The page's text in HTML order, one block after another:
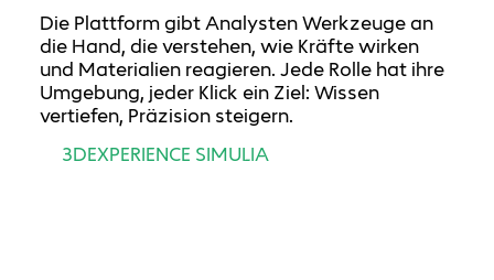
Die Plattform gibt Analysten Werkzeuge an
die Hand, die verstehen, wie Kräfte wirken
und Materialien reagieren. Jede Rolle hat ihre
Umgebung, jeder Klick ein Ziel: Wissen
vertiefen, Präzision steigern.
3DEXPERIENCE SIMULIA